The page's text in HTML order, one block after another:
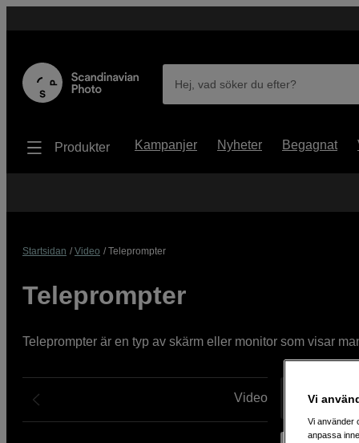
Hej, vad söker du efter?
Produkter Kampanjer Nyheter Begagnat
Startsidan Video Teleprompter
Teleprompter
Teleprompter är en typ av skärm eller monitor som visar
slippa manuskort eller memorera långa texter utantill. Vi
med mobiltelefon eller surfplatta. Välj mellan varumärken
Scandinavian Photo – experten inom foto, video och ljud.
Video Visar 17
Vi
Vi använder
anpassa